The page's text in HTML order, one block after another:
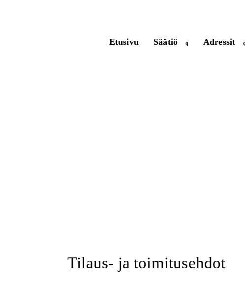
Etusivu Säätiö Adressit
Tilaus- ja toimitusehdot